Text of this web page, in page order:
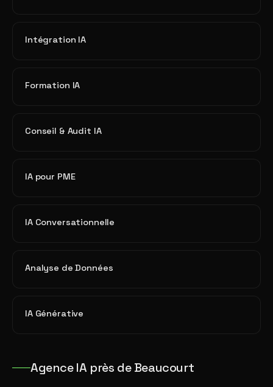
Intégration IA
Formation IA
Conseil & Audit IA
IA pour PME
IA Conversationnelle
Analyse de Données
IA Générative
Agence IA près de Beaucourt